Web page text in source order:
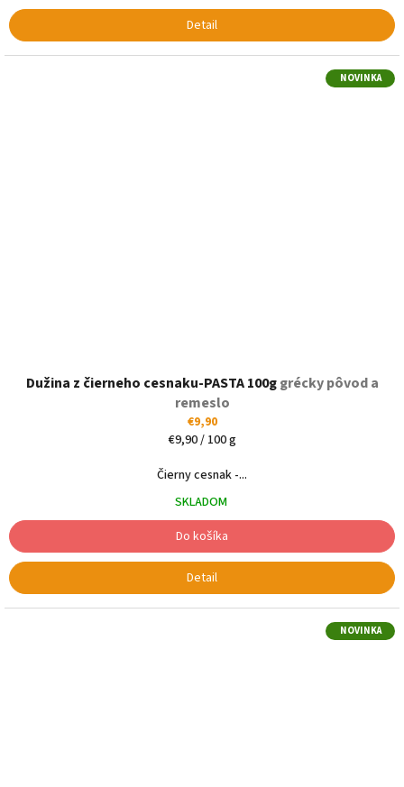
Detail
NOVINKA
Dužina z čierneho cesnaku-PASTA 100ggrécky pôvod a
remeslo
€9,90
Jednotková
€9,90 / 100 g
Čierny cesnak -...
SKLADOM
Do košíka
Detail
NOVINKA